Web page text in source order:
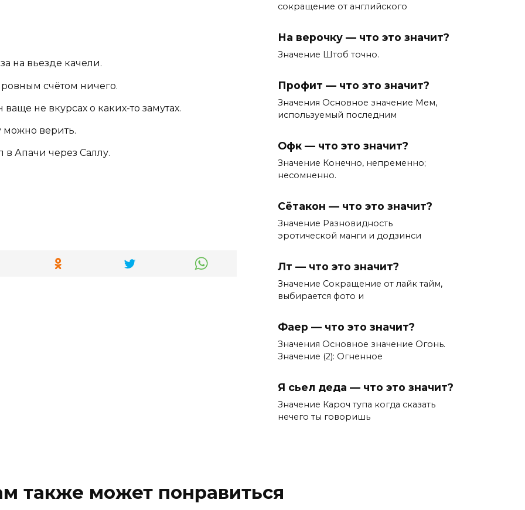
на вьезде качели.
счётом ничего.
не вкурсах о каких-то замутах.
можно верить.
в Апачи через Саллу.
сокращение от английского
На верочку — что это значит?
Значение Штоб точно.
Профит — что это значит?
Значения Основное значение Мем,
используемый последним
Офк — что это значит?
Значение Конечно, непременно;
несомненно.
Сётакон — что это значит?
Значение Разновидность
эротической манги и додзинси
Лт — что это значит?
Значение Сокращение от лайк тайм,
выбирается фото и
Фаер — что это значит?
Значения Основное значение Огонь.
Значение (2): Огненное
Я сьел деда — что это значит?
Значение Кароч тупа когда сказать
нечего ты говоришь
также может понравиться